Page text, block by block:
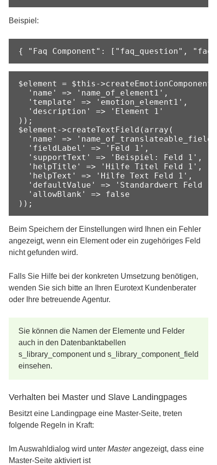
Beispiel:
{ "Faq Component": ["faq_question",
$element = $this-
'name' => 'name_of_element1',
'template' => 'emotion_element1',
'description' => 'Element 1'
));
$element->createTextField(array(
'name' =>
'fieldLabel' => 'Feld 1',
'supportText' => 'Beispiel: Feld 1',
'helpTitle' => 'Hilfe Titel Feld 1',
'helpText' => 'Hilfe Text Feld 1',
'defaultValue' => 'Standardwert Feld
'allowBlank' => false
));
Beim Speichern der Einstellungen wird Ihnen ein Fehler
angezeigt, wenn ein Element oder ein zugehöriges Feld
nicht gefunden wird.
Falls Sie Hilfe bei der konkreten Umsetzung benötigen,
wenden Sie sich bitte an Ihren Eurotext Kundenberater
oder Ihre betreuende Agentur.
Sie können die Namen der Elemente und Felder
auch in den Datenbanktabellen
s_library_component und s_library_component_field
einsehen.
Verhalten bei Master und Slave Landingpages
Besitzt eine Landingpage eine Master-Seite, treten
folgende Regeln in Kraft:
Im Auswahldialog wird unter Masterangezeigt, dass eine
Master-Seite aktiviert ist